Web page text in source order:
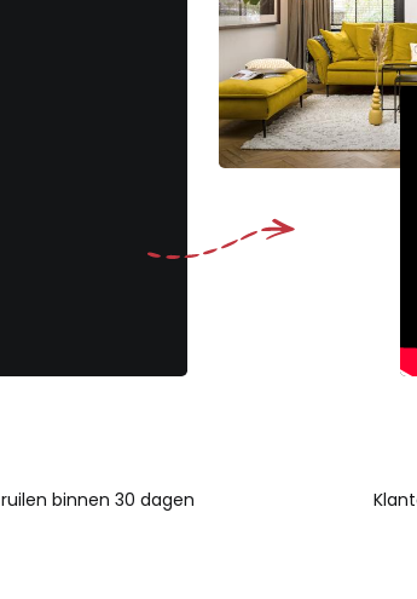
ruilen binnen 30 dagen